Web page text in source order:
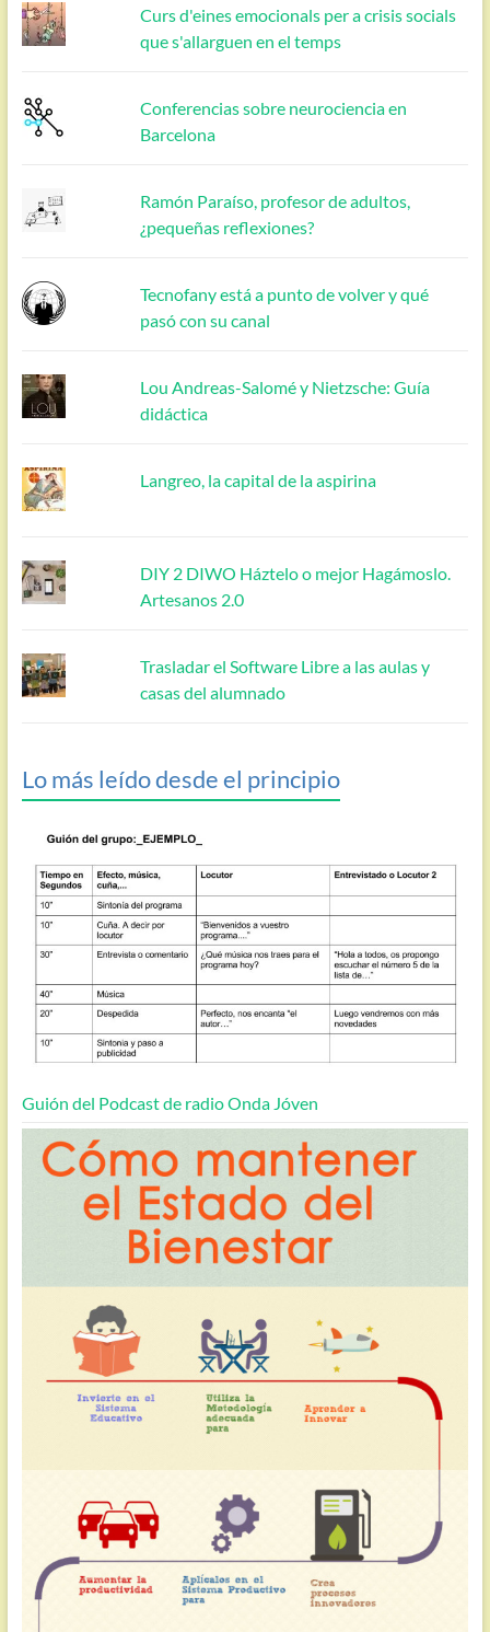
Curs d'eines emocionals per a crisis socials
que s'allarguen en el temps
Conferencias sobre neurociencia en
Barcelona
Ramón Paraíso, profesor de adultos,
¿pequeñas reflexiones?
Tecnofany está a punto de volver y qué
pasó con su canal
Lou Andreas-Salomé y Nietzsche: Guía
didáctica
Langreo, la capital de la aspirina
DIY 2 DIWO Háztelo o mejor Hagámoslo.
Artesanos 2.0
Trasladar el Software Libre a las aulas y
casas del alumnado
Lo más leído desde el principio
Guión del Podcast de radio Onda Jóven